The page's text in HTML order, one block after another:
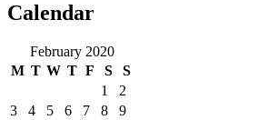
Calendar
February 2020
M T W T F S
S
1
2
3
4 5 6 7 8
9